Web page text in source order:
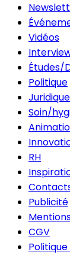
Vidéos
Études/
Politique
Juridique
Soin/
RH
Publicité
CGV